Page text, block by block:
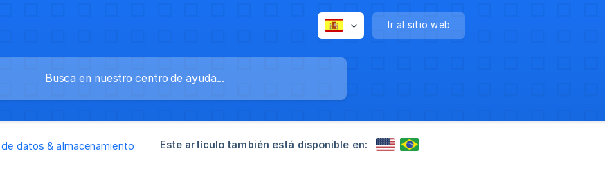
Ir al sitio web
de datos & almacenamiento Este artículo también está disponible en: